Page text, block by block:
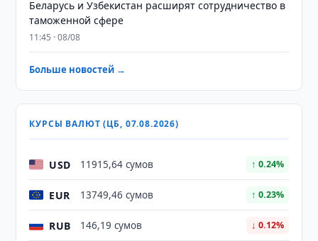
Беларусь и Узбекистан расширят сотрудничество в
таможенной сфере
11:45 · 08/08
Больше новостей →
КУРСЫ ВАЛЮТ (ЦБ, 07.08.2026)
USD 11915,64 сумов ↑ 0.24%
EUR 13749,46 сумов ↑ 0.23%
RUB 146,19 сумов ↓ 0.12%